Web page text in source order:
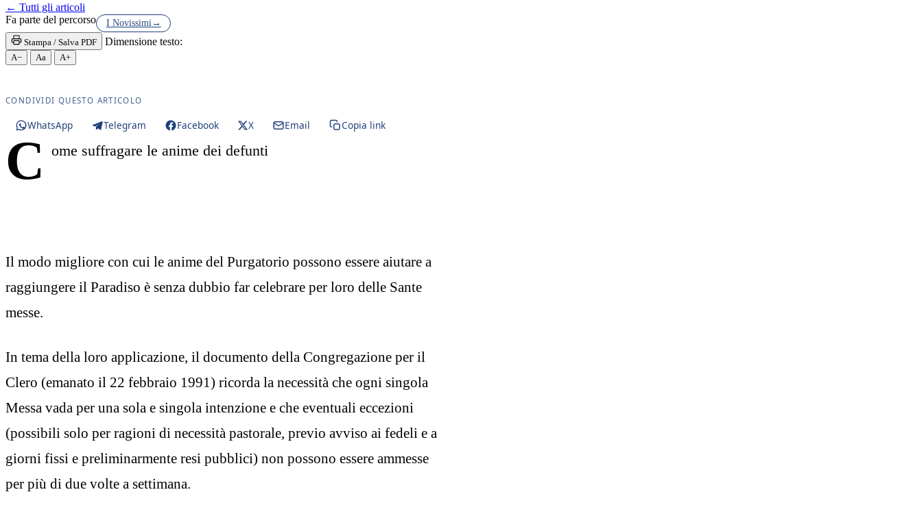
← Tutti gli articoli
Fa parte del percorso
I Novissimi →
Stampa / Salva PDF
Dimensione testo:
A− Aa A+
CONDIVIDI QUESTO ARTICOLO
WhatsApp Telegram Facebook X Email Copia link
C ome suffragare le anime dei defunti
Il modo migliore con cui le anime del Purgatorio possono essere aiutare a
raggiungere il Paradiso è senza dubbio far celebrare per loro delle Sante
messe.
In tema della loro applicazione, il documento della Congregazione per il
Clero (emanato il 22 febbraio 1991) ricorda la necessità che ogni singola
Messa vada per una sola e singola intenzione e che eventuali eccezioni
(possibili solo per ragioni di necessità pastorale, previo avviso ai fedeli e a
giorni fissi e preliminarmente resi pubblici) non possono essere ammesse
per più di due volte a settimana.